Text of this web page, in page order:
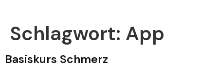
Schlagwort: App
Basiskurs Schmerz